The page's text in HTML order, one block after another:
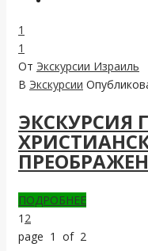
1
1
От Экскурсии Израиль
В Экскурсии
ЭКСКУРСИЯ
ПОДРОБНЕЕ
1 2
page 1 of 2